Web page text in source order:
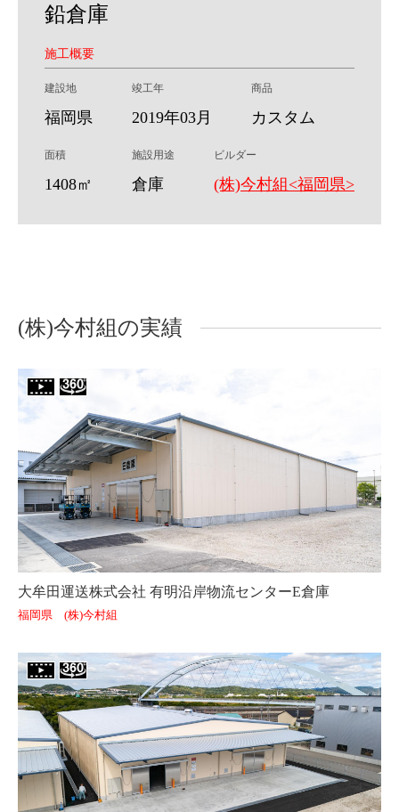
鉛倉庫
施工概要
建設地
福岡県
竣工年
2019年03月
商品
カスタム
面積
1408㎡
施設用途
倉庫
ビルダー
(株)今村組<福岡県>
(株)今村組の実績
大牟田運送株式会社 有明沿岸物流センターE倉庫
福岡県 (株)今村組